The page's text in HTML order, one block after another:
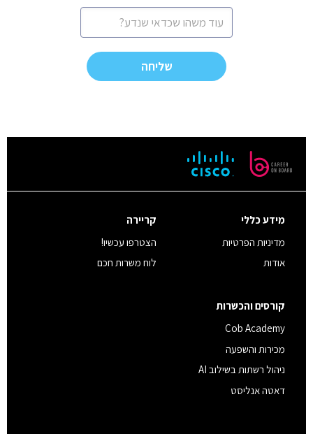
CAPTCHA
מידע כללי
מדיניות הפרטיות
אודות
קריירה
הצטרפו עכשיו!
לוח משרות חכם
קורסים והכשרות
Cob Academy
מכירות והשפעה
ניהול רשתות בשילוב AI
דאטה אנליסט